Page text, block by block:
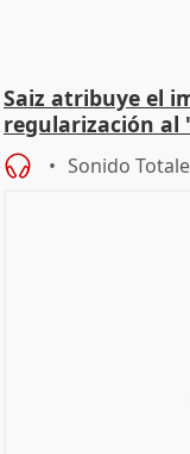
Saiz atribuye el
regularización al
Sonido